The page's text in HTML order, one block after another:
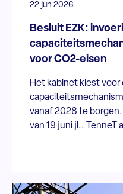
22 jun 2026
Besluit EZK:
voor CO2-eisen
Het kabinet kiest voor
vanaf 2028 te
van 19 juni jl.. TenneT